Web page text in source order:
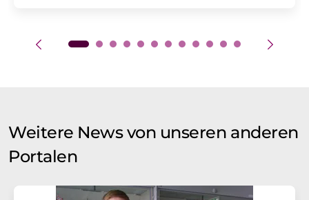
Weitere News von unseren anderen
Portalen